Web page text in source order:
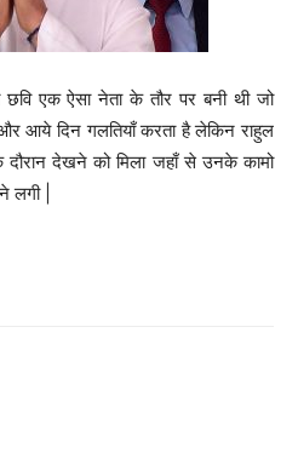
एक ऐसा नेता के तौर पर बनी थी जो
आये दिन गलतियाँ करता है लेकिन राहुल
देखने को मिला जहाँ से उनके कामो
लगी |